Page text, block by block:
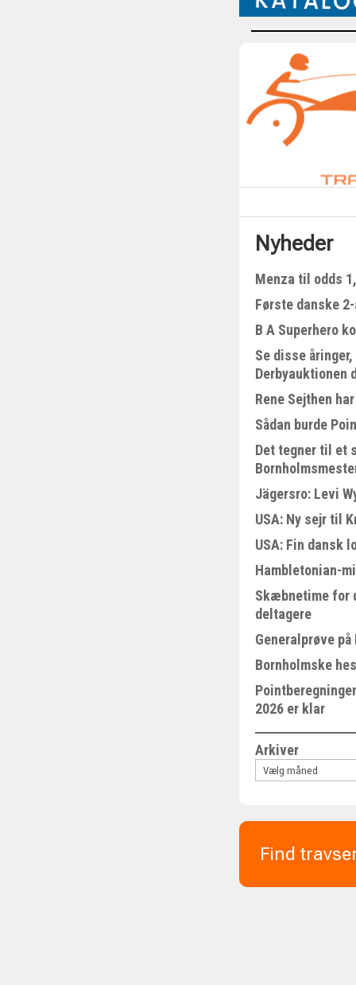
Nyheder
Menza til odds
Første danske
B A Superhero
Se disse
Derbyauktionen
Rene Sejthen
Sådan burde
Det tegner til et
Jägersro: Levi
USA: Ny sejr til
USA: Fin dansk
Hambletonian-
Skæbnetime for
deltagere
Generalprøve
Bornholmske
2026 er klar
Arkiver
Find